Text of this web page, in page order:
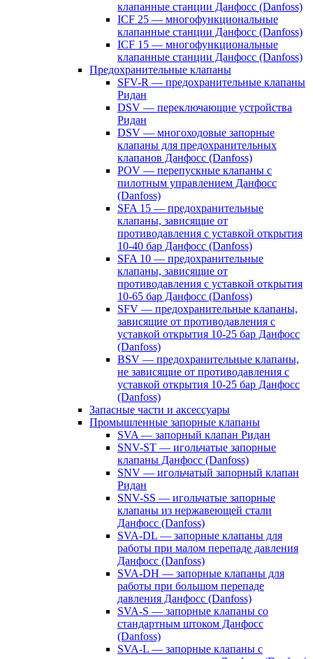
клапанные станции Данфосс (Danfoss)
ICF 25 — многофункциональные
клапанные станции Данфосс (Danfoss)
ICF 15 — многофункциональные
клапанные станции Данфосс (Danfoss)
Предохранительные клапаны
SFV-R — предохранительные клапаны
Ридан
DSV — переключающие устройства
Ридан
DSV — многоходовые запорные
клапаны для предохранительных
клапанов Данфосс (Danfoss)
POV — перепускные клапаны с
пилотным управлением Данфосс
(Danfoss)
SFA 15 — предохранительные
клапаны, зависящие от
противодавления с уставкой открытия
10-40 бар Данфосс (Danfoss)
SFA 10 — предохранительные
клапаны, зависящие от
противодавления с уставкой открытия
10-65 бар Данфосс (Danfoss)
SFV — предохранительные клапаны,
зависящие от противодавления с
уставкой открытия 10-25 бар Данфосс
(Danfoss)
BSV — предохранительные клапаны,
не зависящие от противодавления с
уставкой открытия 10-25 бар Данфосс
(Danfoss)
Запасные части и аксессуары
Промышленные запорные клапаны
SVA — запорный клапан Ридан
SNV-ST — игольчатые запорные
клапаны Данфосс (Danfoss)
SNV — игольчатый запорный клапан
Ридан
SNV-SS — игольчатые запорные
клапаны из нержавеющей стали
Данфосс (Danfoss)
SVA-DL — запорные клапаны для
работы при малом перепаде давления
Данфосс (Danfoss)
SVA-DH — запорные клапаны для
работы при большом перепаде
давления Данфосс (Danfoss)
SVA-S — запорные клапаны со
стандартным штоком Данфосс
(Danfoss)
SVA-L — запорные клапаны с